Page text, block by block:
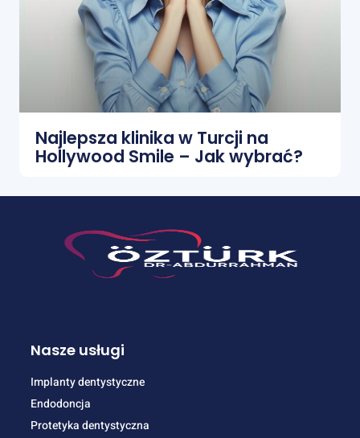
Najlepsza klinika w Turcji na
Hollywood Smile – Jak wybrać?
Nasze usługi
Implanty dentystyczne
Endodoncja
Protetyka dentystyczna